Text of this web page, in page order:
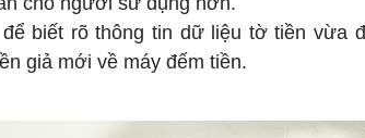
biết rõ thông tin dữ liệu tờ tiền vừa
giả mới về máy đếm tiền.